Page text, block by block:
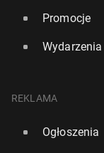
Promocje
Wydarzenia
REKLAMA
Ogłoszenia